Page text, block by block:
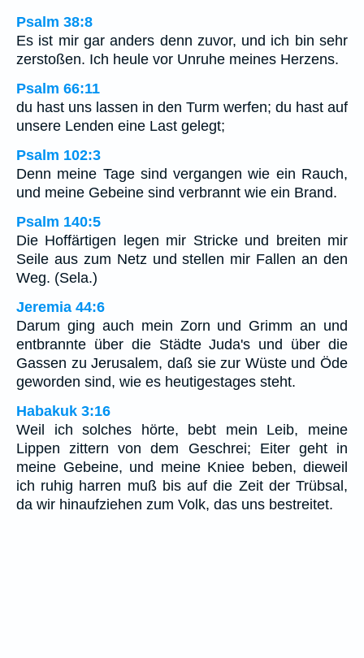
Psalm 38:8
Es ist mir gar anders denn zuvor, und ich bin sehr
zerstoßen. Ich heule vor Unruhe meines Herzens.
Psalm 66:11
du hast uns lassen in den Turm werfen; du hast auf
unsere Lenden eine Last gelegt;
Psalm 102:3
Denn meine Tage sind vergangen wie ein Rauch,
und meine Gebeine sind verbrannt wie ein Brand.
Psalm 140:5
Die Hoffärtigen legen mir Stricke und breiten mir
Seile aus zum Netz und stellen mir Fallen an den
Weg. (Sela.)
Jeremia 44:6
Darum ging auch mein Zorn und Grimm an und
entbrannte über die Städte Juda's und über die
Gassen zu Jerusalem, daß sie zur Wüste und Öde
geworden sind, wie es heutigestages steht.
Habakuk 3:16
Weil ich solches hörte, bebt mein Leib, meine
Lippen zittern von dem Geschrei; Eiter geht in
meine Gebeine, und meine Kniee beben, dieweil
ich ruhig harren muß bis auf die Zeit der Trübsal,
da wir hinaufziehen zum Volk, das uns bestreitet.